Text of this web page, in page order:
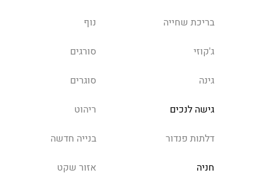
בריכת שחייה נוף
ג'קוזי סורגים
גינה סוגרים
גישה לנכים ריהוט
דלתות פנדור בנייה חדשה
חניה אזור שקט